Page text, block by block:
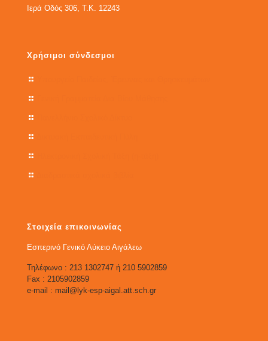
Ιερά Οδός 306, Τ.Κ. 12243
Χρήσιμοι σύνδεσμοι
Στοιχεία επικοινωνίας
Εσπερινό Γενικό Λύκειο Αιγάλεω
Τηλέφωνο : 213 1302747 ή 210 5902859
Fax : 2105902859
e-mail : mail@lyk-esp-aigal.att.sch.gr